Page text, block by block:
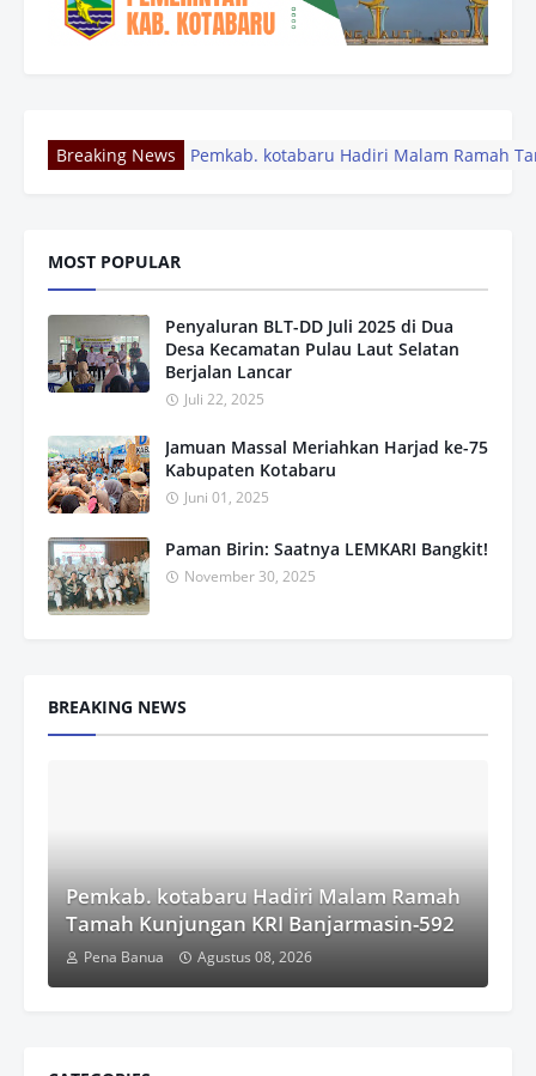
Breaking News Pemkab. kotabaru Hadiri Malam Ramah
Kunjungan Ke Makodim 1004, GOW
Pemkab Kotabaru Apresiasi Dishub
Rapat Pleno Diperluas Golkar
GENSAI Movement Gelar Pekan ASI
MOST POPULAR
Penyaluran BLT-DD Juli 2025 di Dua
Desa Kecamatan Pulau Laut Selatan
Berjalan Lancar
Juli 22, 2025
Jamuan Massal Meriahkan Harjad ke-75
Kabupaten Kotabaru
Juni 01, 2025
Paman Birin: Saatnya LEMKARI Bangkit!
November 30, 2025
BREAKING NEWS
Pemkab. kotabaru Hadiri Malam Ramah
Tamah Kunjungan KRI Banjarmasin-592
Pena Banua Agustus 08, 2026